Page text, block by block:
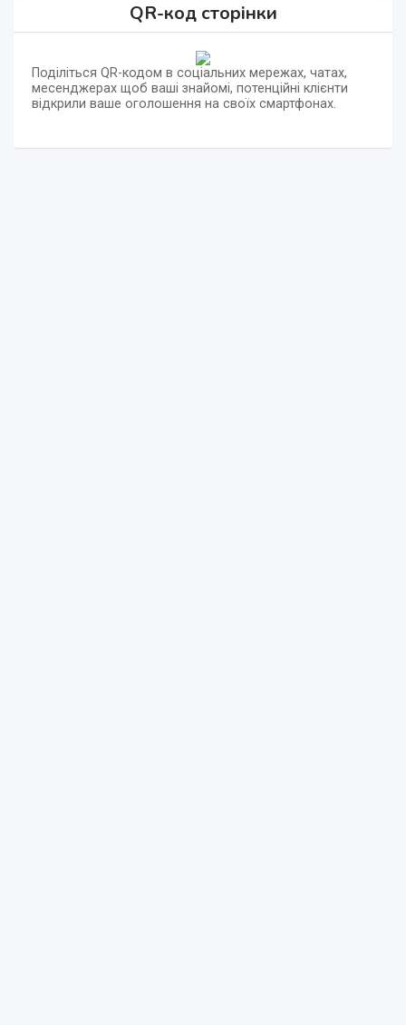
QR-код сторінки
Поділіться QR-кодом в соціальних мережах, чатах,
месенджерах щоб ваші знайомі, потенційні клієнти
відкрили ваше оголошення на своїх смартфонах.